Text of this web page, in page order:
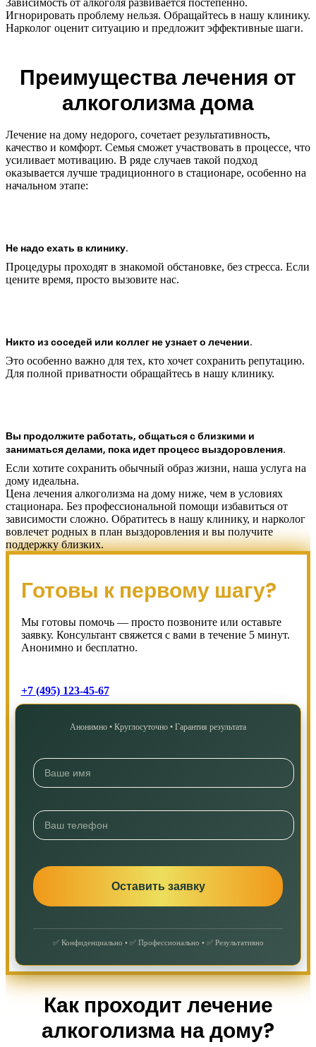
Зависимость от алкоголя развивается постепенно.
Игнорировать проблему нельзя. Обращайтесь в нашу клинику.
Нарколог оценит ситуацию и предложит эффективные шаги.
Преимущества лечения от
алкоголизма дома
Лечение на дому недорого, сочетает результативность,
качество и комфорт. Семья сможет участвовать в процессе, что
усиливает мотивацию. В ряде случаев такой подход
оказывается лучше традиционного в стационаре, особенно на
начальном этапе:
Не надо ехать в клинику.
Процедуры проходят в знакомой обстановке, без стресса. Если
цените время, просто вызовите нас.
Никто из соседей или коллег не узнает о лечении.
Это особенно важно для тех, кто хочет сохранить репутацию.
Для полной приватности обращайтесь в нашу клинику.
Вы продолжите работать, общаться с близкими и
заниматься делами, пока идет процесс выздоровления.
Если хотите сохранить обычный образ жизни, наша услуга на
дому идеальна.
Цена лечения алкоголизма на дому ниже, чем в условиях
стационара. Без профессиональной помощи избавиться от
зависимости сложно. Обратитесь в нашу клинику, и нарколог
вовлечет родных в план выздоровления и вы получите
поддержку близких.
Готовы к первому шагу?
Мы готовы помочь — просто позвоните или оставьте
заявку. Консультант свяжется с вами в течение 5 минут.
Анонимно и бесплатно.
+7 (495) 123-45-67
Анонимно • Круглосуточно • Гарантия результата
✅ Конфиденциально • ✅ Профессионально • ✅ Результативно
Как проходит лечение
алкоголизма на дому?